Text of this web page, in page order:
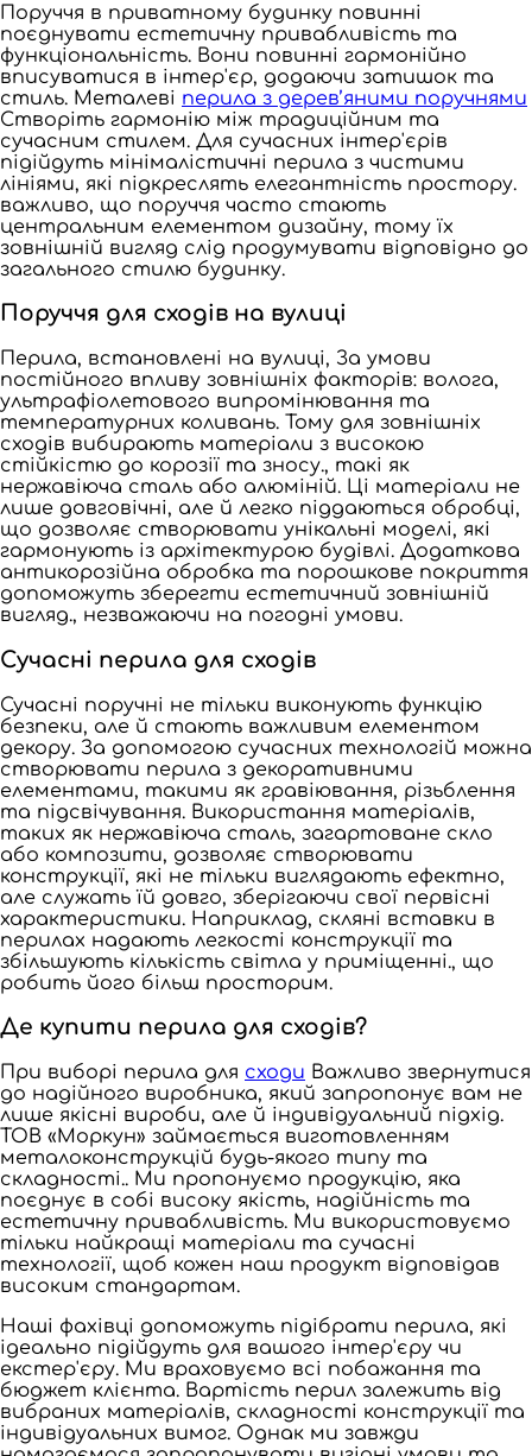
Поруччя в приватному будинку повинні
поєднувати естетичну привабливість та
функціональність. Вони повинні гармонійно
вписуватися в інтер'єр, додаючи затишок та
стиль. Металеві перила з дерев’яними поручнями
Створіть гармонію між традиційним та
сучасним стилем. Для сучасних інтер'єрів
підійдуть мінімалістичні перила з чистими
лініями, які підкреслять елегантність простору.
важливо, що поруччя часто стають
центральним елементом дизайну, тому їх
зовнішній вигляд слід продумувати відповідно до
загального стилю будинку.
Поруччя для сходів на вулиці
Перила, встановлені на вулиці, За умови
постійного впливу зовнішніх факторів: волога,
ультрафіолетового випромінювання та
температурних коливань. Тому для зовнішніх
сходів вибирають матеріали з високою
стійкістю до корозії та зносу., такі як
нержавіюча сталь або алюміній. Ці матеріали не
лише довговічні, але й легко піддаються обробці,
що дозволяє створювати унікальні моделі, які
гармонують із архітектурою будівлі. Додаткова
антикорозійна обробка та порошкове покриття
допоможуть зберегти естетичний зовнішній
вигляд., незважаючи на погодні умови.
Сучасні перила для сходів
Сучасні поручні не тільки виконують функцію
безпеки, але й стають важливим елементом
декору. За допомогою сучасних технологій можна
створювати перила з декоративними
елементами, такими як гравіювання, різьблення
та підсвічування. Використання матеріалів,
таких як нержавіюча сталь, загартоване скло
або композити, дозволяє створювати
конструкції, які не тільки виглядають ефектно,
але служать їй довго, зберігаючи свої первісні
характеристики. Наприклад, скляні вставки в
перилах надають легкості конструкції та
збільшують кількість світла у приміщенні., що
робить його більш просторим.
Де купити перила для сходів?
При виборі перила для сходи Важливо звернутися
до надійного виробника, який запропонує вам не
лише якісні вироби, але й індивідуальний підхід.
ТОВ «Моркун» займається виготовленням
металоконструкцій будь-якого типу та
складності.. Ми пропонуємо продукцію, яка
поєднує в собі високу якість, надійність та
естетичну привабливість. Ми використовуємо
тільки найкращі матеріали та сучасні
технології, щоб кожен наш продукт відповідав
високим стандартам.
Наші фахівці допоможуть підібрати перила, які
ідеально підійдуть для вашого інтер'єру чи
екстер'єру. Ми враховуємо всі побажання та
бюджет клієнта. Вартість перил залежить від
вибраних матеріалів, складності конструкції та
індивідуальних вимог. Однак ми завжди